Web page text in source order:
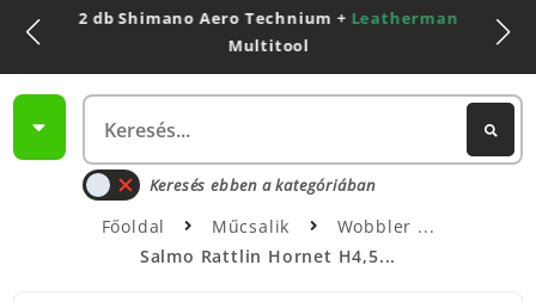
2 db Shimano Aero Technium + Leatherman
Multitool
Keresés ebben a kategóriában
Főoldal Műcsalik
Wobbler
Salmo Rattlin Hornet H4,5...